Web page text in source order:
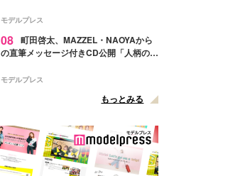
モデルプレス
08 町田啓太、MAZZEL・NAOYAから
の直筆メッセージ付きCD公開「人柄の良
モデルプレス
もっとみる